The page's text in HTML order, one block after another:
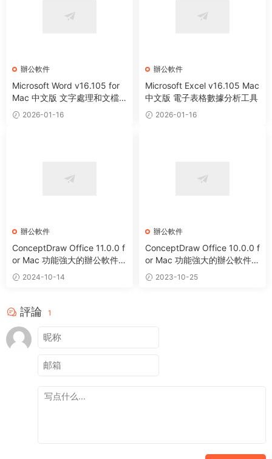
辦公軟件
Microsoft Word v16.105 for
Mac 中文版 文字處理和文檔
創建工具
2026-01-16
辦公軟件
Microsoft Excel v16.105 Mac
中文版 電子表格數據分析工具
2026-01-16
辦公軟件
ConceptDraw Office 11.0.0 f
or Mac 功能強大的辦公軟件套
裝 2024-10-14
辦公軟件
ConceptDraw Office 10.0.0 f
or Mac 功能強大的辦公軟件套
裝 2023-10-25
評論 1